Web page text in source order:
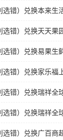
选错）兑换本来生
选错）兑换天天果
选错）兑换易果生
选错）兑换家乐福
选错）兑换瑞祥全
选错）兑换瑞祥全
选错）兑换广百商